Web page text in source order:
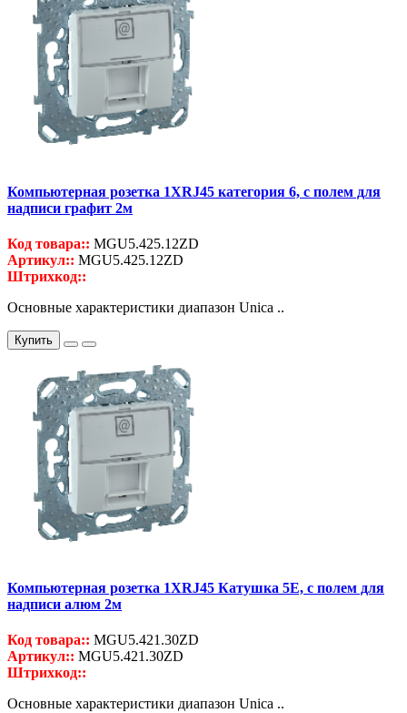
Компьютерная розетка 1ХRJ45 категория 6, с полем для
надписи графит 2м
Код товара:: MGU5.425.12ZD
Артикул:: MGU5.425.12ZD
Штрихкод::
Основные характеристики диапазон Unica ..
Купить
Компьютерная розетка 1ХRJ45 Катушка 5Е, с полем для
надписи алюм 2м
Код товара:: MGU5.421.30ZD
Артикул:: MGU5.421.30ZD
Штрихкод::
Основные характеристики диапазон Unica ..